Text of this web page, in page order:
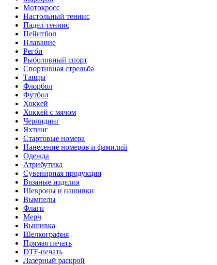
Мотокросс
Настольный теннис
Падел-теннис
Пейнтбол
Плавание
Регби
Рыболовный спорт
Спортивная стрельба
Танцы
Флорбол
Футбол
Хоккей
Хоккей с мячом
Черлидинг
Яхтинг
Стартовые номера
Нанесение номеров и фамилий
Одежда
Атрибутика
Сувенирная продукция
Вязаные изделия
Шевроны и нашивки
Вымпелы
Флаги
Мерч
Вышивка
Шелкография
Прямая печать
DTF-печать
Лазерный раскрой